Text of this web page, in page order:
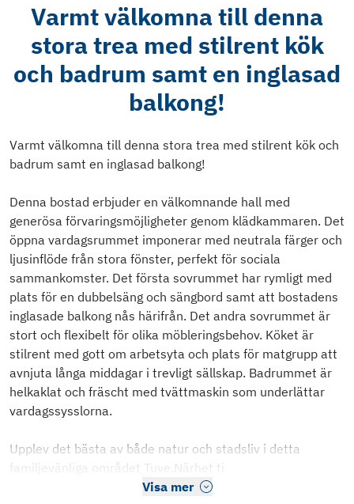
Varmt välkomna till denna
stora trea med stilrent kök
och badrum samt en inglasad
balkong!
Varmt välkomna till denna stora trea med stilrent kök och
badrum samt en inglasad balkong!
Denna bostad erbjuder en välkomnande hall med
generösa förvaringsmöjligheter genom klädkammaren. Det
öppna vardagsrummet imponerar med neutrala färger och
ljusinflöde från stora fönster, perfekt för sociala
sammankomster. Det första sovrummet har rymligt med
plats för en dubbelsäng och sängbord samt att bostadens
inglasade balkong nås härifrån. Det andra sovrummet är
stort och flexibelt för olika möbleringsbehov. Köket är
stilrent med gott om arbetsyta och plats för matgrupp att
avnjuta långa middagar i trevligt sällskap. Badrummet är
helkaklat och fräscht med tvättmaskin som underlättar
vardagssysslorna.
Upplev det bästa av både natur och stadsliv i detta
familjevänliga området Tuve.Närhet ti
Visa mer